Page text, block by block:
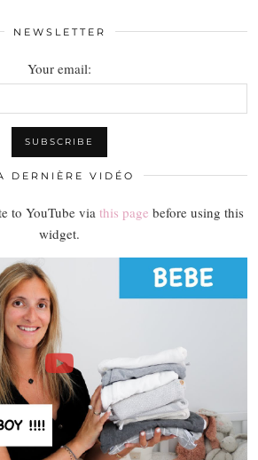
NEWSLETTER
Your email:
DERNIÈRE VIDÉO
to YouTube via this page before using this
widget.